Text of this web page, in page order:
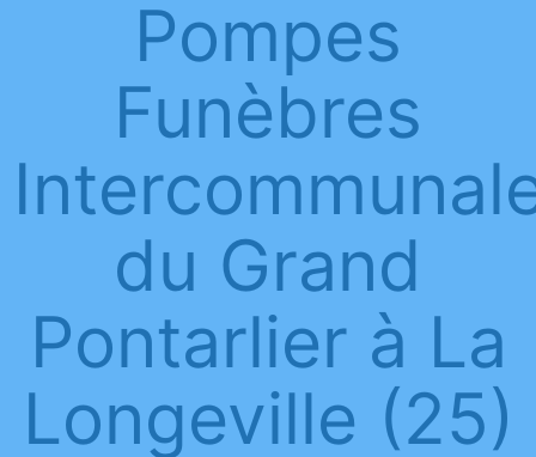
Pompes
Funèbres
du Grand
Pontarlier à La
Longeville (25)